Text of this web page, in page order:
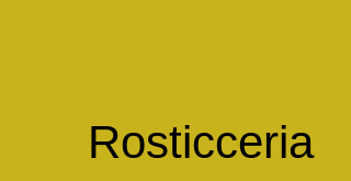
Rosticceria